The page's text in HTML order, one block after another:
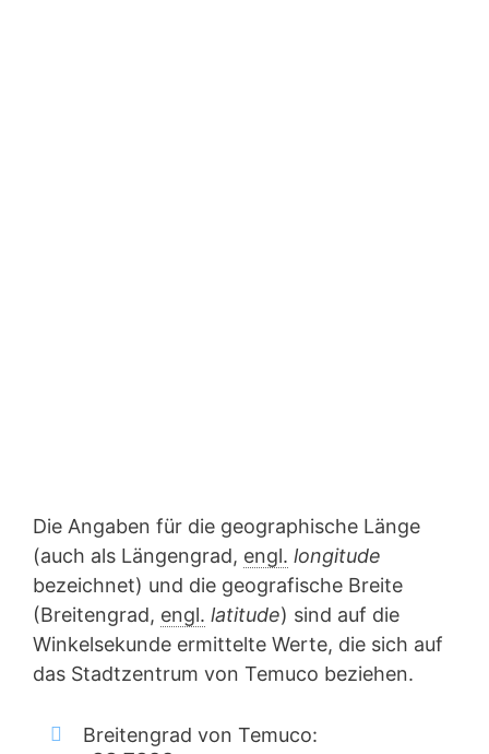
Die Angaben für die geographische Länge
(auch als Längengrad, engl. longitude
bezeichnet) und die geografische Breite
(Breitengrad, engl. latitude) sind auf die
Winkelsekunde ermittelte Werte, die sich auf
das Stadtzentrum von Temuco beziehen.
Breitengrad von Temuco: